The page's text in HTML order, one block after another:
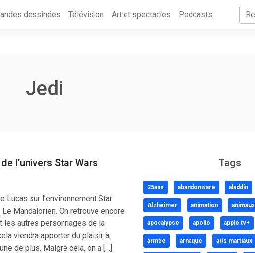
dessinées Télévision Art et spectacles Podcasts
Jedi
l’univers Star Wars
Lucas sur l’environnement Star
Mandalorien. On retrouve encore
les autres personnages de la
viendra apporter du plaisir à
de plus. Malgré cela, on a […]
Tags
25ans abandonware aladdin
Alzheimer animation animaux
apocalypse apollo apple tv+
armée arnaque arts martiaux